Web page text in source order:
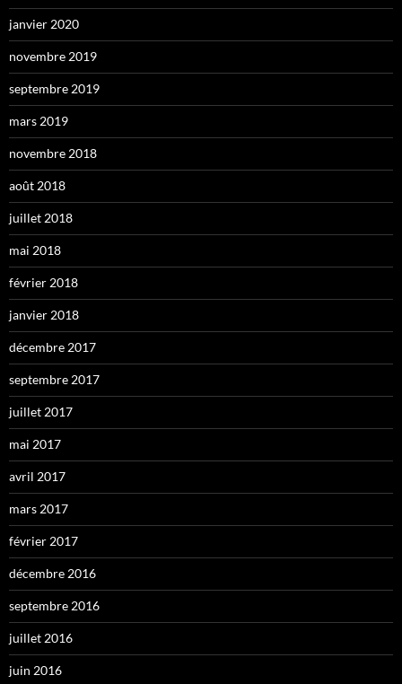
janvier 2020
novembre 2019
septembre 2019
mars 2019
novembre 2018
août 2018
juillet 2018
mai 2018
février 2018
janvier 2018
décembre 2017
septembre 2017
juillet 2017
mai 2017
avril 2017
mars 2017
février 2017
décembre 2016
septembre 2016
juillet 2016
juin 2016